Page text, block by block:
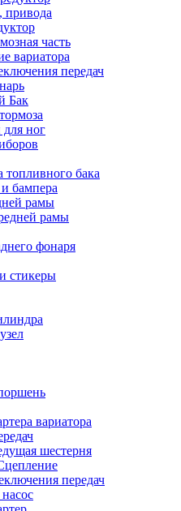
привода
часть
вариатора
передач
Бак
для ног
топливного бака
бампера
рамы
рамы
фонаря
стикеры
вариатора
шестерня
передач